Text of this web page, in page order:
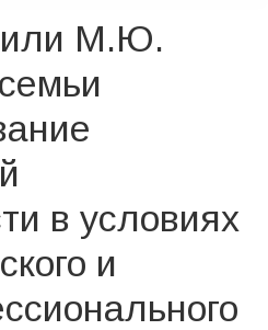
М.Ю.
в условиях
и